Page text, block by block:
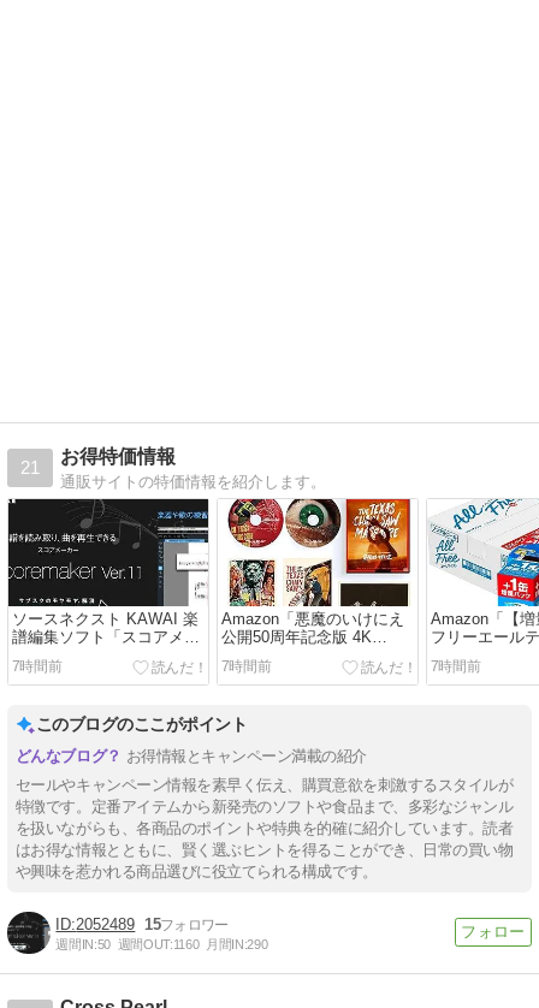
21
お得特価情報
通販サイトの特価情報を紹介します。
ソースネクスト KAWAI 楽
譜編集ソフト「スコアメー
カー Ver.11」60%OFF税込
50,600⇒19,800円！8/21ま
7時間前
Amazon「悪魔のいけにえ
公開50周年記念版 4K
ULTRA HD＋Blu-ray [Blu-
ray] デジタルリマスター」
7時間前
Amazon「【
フリーエール
350ml 24本+4
ゼロ」
7時間前
このブログのここがポイント
お得情報とキャンペーン満載の紹介
セールやキャンペーン情報を素早く伝え、購買意欲を刺激するスタイルが
特徴です。定番アイテムから新発売のソフトや食品まで、多彩なジャンル
を扱いながらも、各商品のポイントや特典を的確に紹介しています。読者
はお得な情報とともに、賢く選ぶヒントを得ることができ、日常の買い物
や興味を惹かれる商品選びに役立てられる構成です。
2052489 15
週間IN:50 週間OUT:1160 月間IN:290